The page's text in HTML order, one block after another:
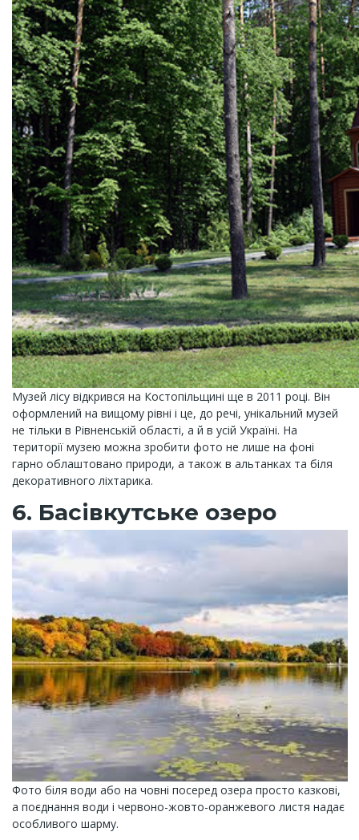
Музей лісу відкрився на Костопільщині ще в 2011 році. Він
оформлений на вищому рівні і це, до речі, унікальний музей
не тільки в Рівненській області, а й в усій Україні. На
території музею можна зробити фото не лише на фоні
гарно облаштовано природи, а також в альтанках та біля
декоративного ліхтарика.
6. Басівкутське озеро
Фото біля води або на човні посеред озера просто казкові,
а поєднання води і червоно-жовто-оранжевого листя надає
особливого шарму.